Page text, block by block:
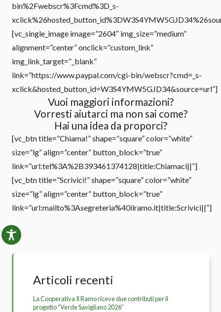
bin%2Fwebscr%3Fcmd%3D_s-
[vc_single_image image=”2604″ img_size=”medium”
alignment=”center” onclick=”custom_link”
img_link_target=”_blank”
link=”https://www.paypal.com/cgi-bin/webscr?cmd=_s-
xclick&hosted_button_id=W3S4YMW5GJD34&source=url”]
Vuoi maggiori informazioni?
Vorresti aiutarci ma non sai come?
Hai una idea da proporci?
[vc_btn title=”Chiama!” shape=”square” color=”white”
size=”lg” align=”center” button_block=”true”
link=”url:tel%3A%2B393461374128|title:Chiamaci||”]
[vc_btn title=”Scrivici!” shape=”square” color=”white”
size=”lg” align=”center” button_block=”true”
link=”url:mailto%3Asegreteria%40ilramo.it|title:Scrivici||”]
Articoli recenti
La Cooperativa Il Ramo riceve due contributi per il
progetto “Verde Savigliano 2026”